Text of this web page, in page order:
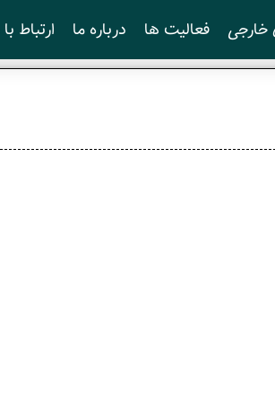
خارجی فعالیت ها درباره ما ارتباط